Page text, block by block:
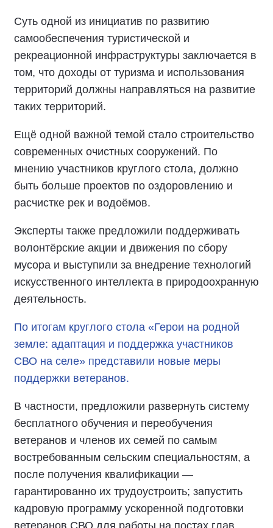
Суть одной из инициатив по развитию
самообеспечения туристической и
рекреационной инфраструктуры заключается в
том, что доходы от туризма и использования
территорий должны направляться на развитие
таких территорий.
Ещё одной важной темой стало строительство
современных очистных сооружений. По
мнению участников круглого стола, должно
быть больше проектов по оздоровлению и
расчистке рек и водоёмов.
Эксперты также предложили поддерживать
волонтёрские акции и движения по сбору
мусора и выступили за внедрение технологий
искусственного интеллекта в природоохранную
деятельность.
По итогам круглого стола «Герои на родной
земле: адаптация и поддержка участников
СВО на селе» представили новые меры
поддержки ветеранов.
В частности, предложили развернуть систему
бесплатного обучения и переобучения
ветеранов и членов их семей по самым
востребованным сельским специальностям, а
после получения квалификации —
гарантированно их трудоустроить; запустить
кадровую программу ускоренной подготовки
ветеранов СВО для работы на постах глав